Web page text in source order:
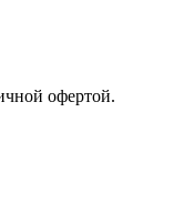
офертой.